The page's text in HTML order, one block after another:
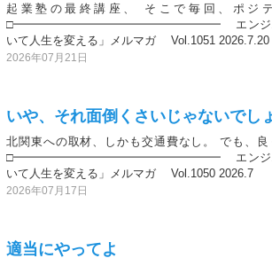
起業塾の最終講座、 そこで毎回、ポジ
□━━━━━━━━━━━━━━━━━━ エンジニ
いて人生を変える」メルマガ Vol.1051 2026.7.20
2026年07月21日
いや、それ面倒くさいじゃないでし
北関東への取材、しかも交通費なし。 でも、
□━━━━━━━━━━━━━━━━━━ エンジニ
いて人生を変える」メルマガ Vol.1050 2026.7
2026年07月17日
適当にやってよ